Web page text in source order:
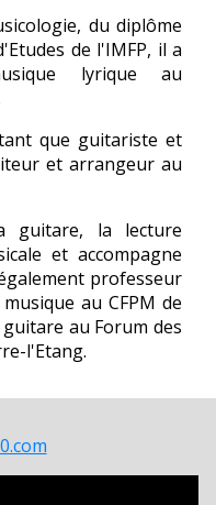
du diplôme
de l'IMFP, il a
lyrique au
que guitariste et
et arrangeur au
guitare, la lecture
et accompagne
professeur
au CFPM de
au Forum des
l'Etang.